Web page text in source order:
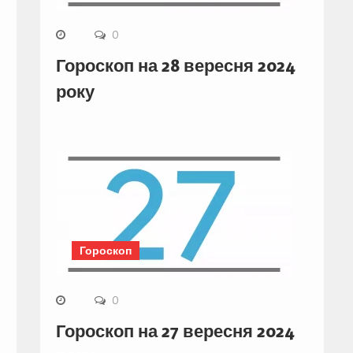
0
Гороскоп на 28 вересня 2024
року
Гороскоп
0
Гороскоп на 27 вересня 2024